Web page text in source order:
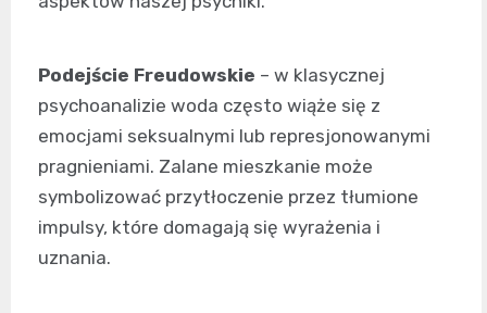
Podejście Freudowskie – w klasycznej
psychoanalizie woda często wiąże się z
emocjami seksualnymi lub represjonowanymi
pragnieniami. Zalane mieszkanie może
symbolizować przytłoczenie przez tłumione
impulsy, które domagają się wyrażenia i
uznania.